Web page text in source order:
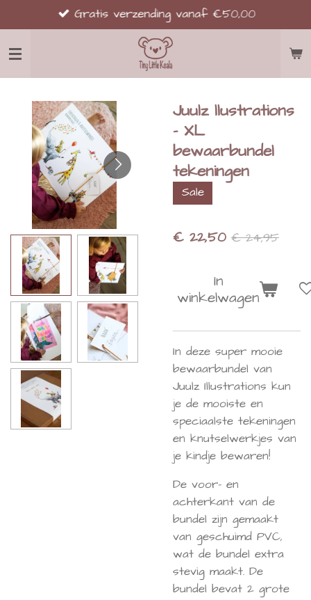
direct
naar
Gratis verzending vanaf €50,00
Juulz llustrations
- XL
bewaarbundel
tekeningen
Sale
€ 22,50 € 24,95
In
winkelwagen
In deze super mooie
bewaarbundel van
Juulz Illustrations kun
je de mooiste en
speciaalste tekeningen
en knutselwerkjes van
je kindje bewaren!
De voor- en
achterkant van de
bundel zijn gemaakt
van geschuimd PVC,
wat de bundel extra
stevig maakt. De
bundel bevat 2 grote